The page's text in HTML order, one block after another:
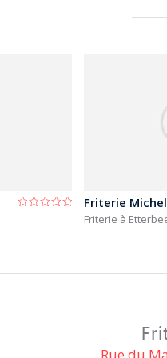
Friterie
Friterie à